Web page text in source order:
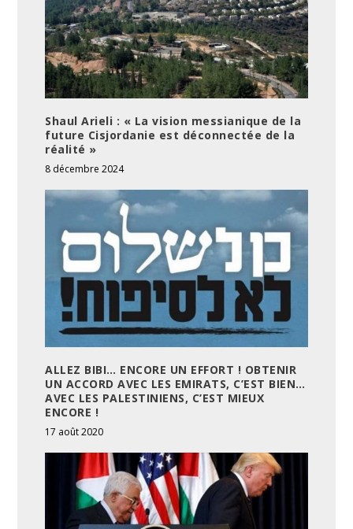
Shaul Arieli : « La vision messianique de la
future Cisjordanie est déconnectée de la
réalité »
8 décembre 2024
ALLEZ BIBI… ENCORE UN EFFORT ! OBTENIR
UN ACCORD AVEC LES EMIRATS, C’EST BIEN…
AVEC LES PALESTINIENS, C’EST MIEUX
ENCORE !
17 août 2020